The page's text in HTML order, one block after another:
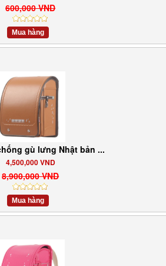
600,000 VND
Mua hàng
gù lưng Nhật bản ...
4,500,000 VND
8,900,000 VND
Mua hàng